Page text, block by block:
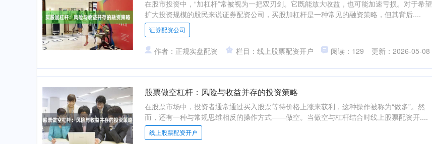
在股市投资中，“加杠杆”常被视为一把双刃剑。它既能放大收益，也可能加速亏损。对于希望
扩大投资规模的股民来说证券配资公司，买股加杠杆是一种常见的融资策略，但其背后....
证券配资公司
作者：正规实盘配资 栏目：线上股票配资开户 阅读：129 更新：2026-05-08
股票做空杠杆：风险与收益并存的投资策略
在股票市场中，投资者通常通过买入股票等待价格上涨来获利，这种操作被称为“做多”。然
而，还有一种与常规思维相反的操作方式——做空。当做空与杠杆结合时线上股票配资开....
线上股票配资开户